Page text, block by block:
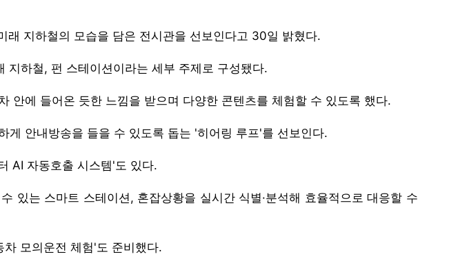
지하철의 모습을 담은 전시관을 선보인다고 30일 밝혔다.
하철, 펀 스테이션이라는 세부 주제로 구성됐다.
안에 들어온 듯한 느낌을 받으며 다양한 콘텐츠를 체험할 수 있도록 했다.
게 안내방송을 들을 수 있도록 돕는 '히어링 루프'를 선보인다.
AI 자동호출 시스템'도 있다.
있는 스마트 스테이션, 혼잡상황을 실시간 식별·분석해 효율적으로 대응할 수
모의운전 체험'도 준비했다.